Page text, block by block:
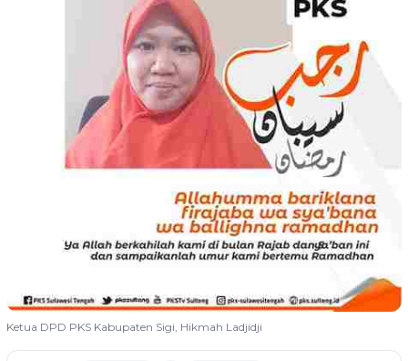
Ketua DPD PKS Kabupaten Sigi, Hikmah Ladjidji